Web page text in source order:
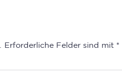
Erforderliche Felder sind mit *